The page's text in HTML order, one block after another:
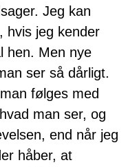
Jeg kan
hvis jeg kender
hen. Men nye
ser så dårligt.
følges med
man ser, og
end når jeg
håber, at